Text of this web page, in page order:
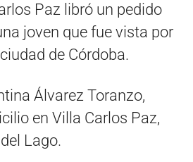
Paz libró un pedido
joven que fue vista por
de Córdoba.
Álvarez Toranzo,
en Villa Carlos Paz,
Lago.